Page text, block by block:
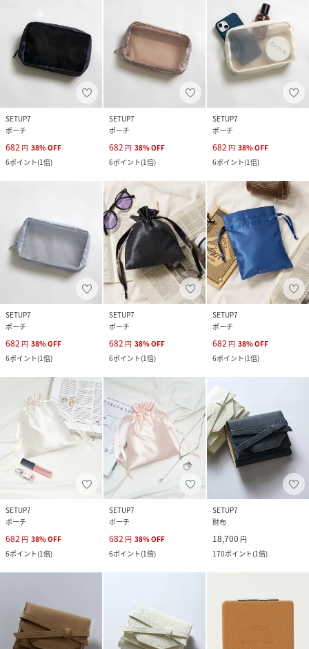
SETUP7
ポーチ
682 円 38%OFF
6ポイント(1倍)
SETUP7
ポーチ
682 円 38%OFF
6ポイント(1倍)
SETUP7
ポーチ
682 円 38%OFF
6ポイント(1倍)
SETUP7
ポーチ
682 円 38%OFF
6ポイント(1倍)
SETUP7
ポーチ
682 円 38%OFF
6ポイント(1倍)
SETUP7
ポーチ
682 円 38%OFF
6ポイント(1倍)
SETUP7
ポーチ
682 円 38%OFF
6ポイント(1倍)
SETUP7
ポーチ
682 円 38%OFF
6ポイント(1倍)
SETUP7
財布
18,700 円
170ポイント(1倍)